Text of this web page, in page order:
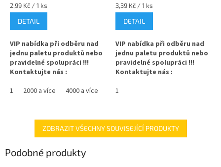
Měrná
cena:
2,99 Kč / 1 ks
DETAIL
VIP nabídka při odběru nad
jednu paletu produktů nebo
pravidelné spolupráci !!!
Kontaktujte nás :
✅ Šroubovací víčko pro snadné
otevření lahve
✅ Hliníkové víčko s pojistným
1 2000 a více 4000 a více
Měrná
cena:
3,39 Kč / 1 ks
DETAIL
VIP nabídka při odběru nad
jednu paletu produktů nebo
pravidelné spolupráci !!!
Kontaktujte nás :
✅ Šroubovací víčko pro snadné
otevření lahve
1
ZOBRAZIT VŠECHNY SOUVISEJÍCÍ PRODUKTY
Podobné produkty